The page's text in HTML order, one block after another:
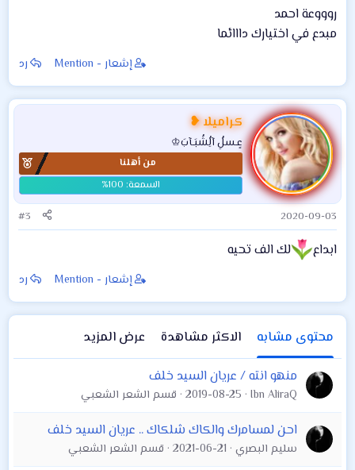
روووعة احمد
مبدع في اختيارك دااائما
إشعار - Mention رد
كراميلا ❥
عٍـسلُِ آلُِشُبَـآبَ♔
من أهلنا
2020-09-03
#3
ابداع لك الف تحيه
إشعار - Mention رد
محتوى مشابه الاكثر مشاهدة
عرض المزيد
منهو انته / عريان السيد خلف
Ibn AliraQ
2019-08-25 قسم الشعر الشعبي
احن لمسامرك والكاك شلكاك .. عريان السيد خلف
سليم البصري 2021-06-21 قسم الشعر الشعبي